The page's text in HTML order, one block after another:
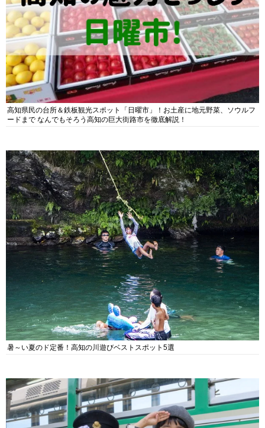
高知県民の台所＆鉄板観光スポット「日曜市」！お土産に地元野菜、ソウルフ
ードまで なんでもそろう高知の巨大街路市を徹底解説！
暑～い夏のド定番！高知の川遊びベストスポット5選